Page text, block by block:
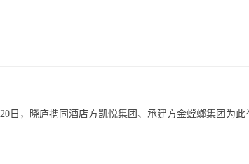
日，晓庐携同酒店方凯悦集团、承建方金螳螂集团为此